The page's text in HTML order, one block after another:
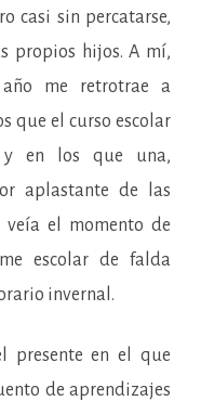
casi sin percatarse,
propios hijos. A mí,
me retrotrae a
que el curso escolar
y en los que una,
aplastante de las
veía el momento de
escolar de falda
invernal.
presente en el que
de aprendizajes